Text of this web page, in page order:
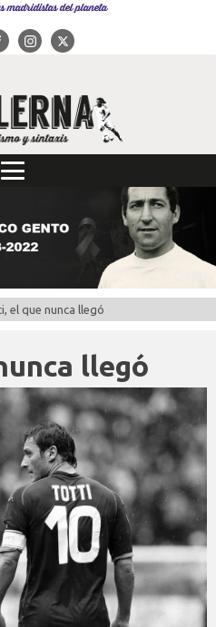
madridistas del planeta
el que nunca llegó
llegó